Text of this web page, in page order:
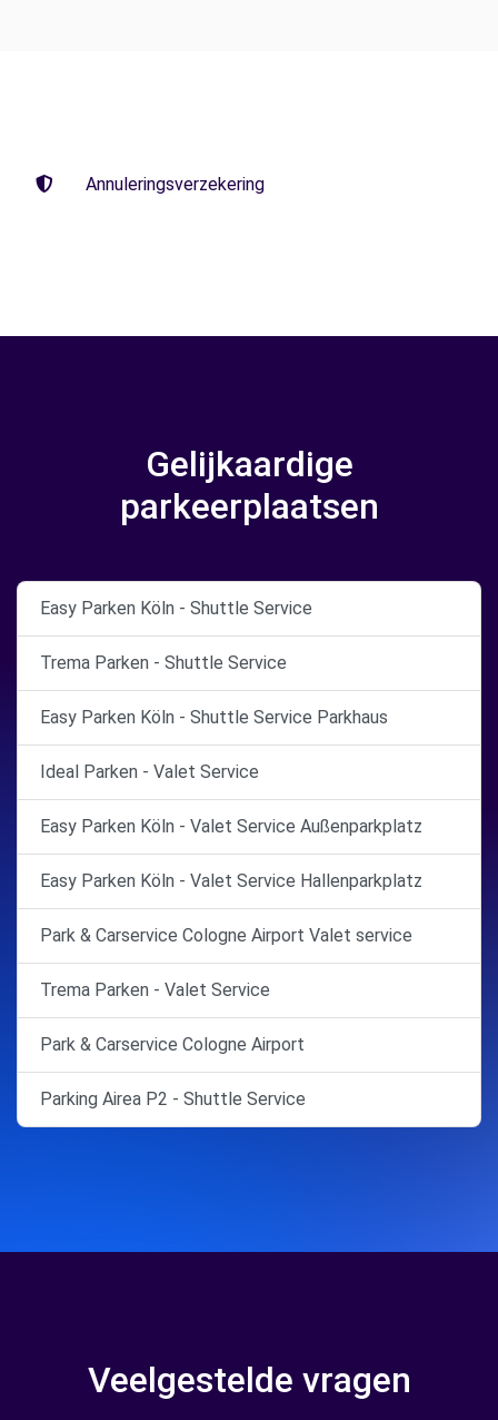
Annuleringsverzekering
Gelijkaardige
parkeerplaatsen
Easy Parken Köln - Shuttle Service
Trema Parken - Shuttle Service
Easy Parken Köln - Shuttle Service Parkhaus
Ideal Parken - Valet Service
Easy Parken Köln - Valet Service Außenparkplatz
Easy Parken Köln - Valet Service Hallenparkplatz
Park & Carservice Cologne Airport Valet service
Trema Parken - Valet Service
Park & Carservice Cologne Airport
Parking Airea P2 - Shuttle Service
Veelgestelde vragen